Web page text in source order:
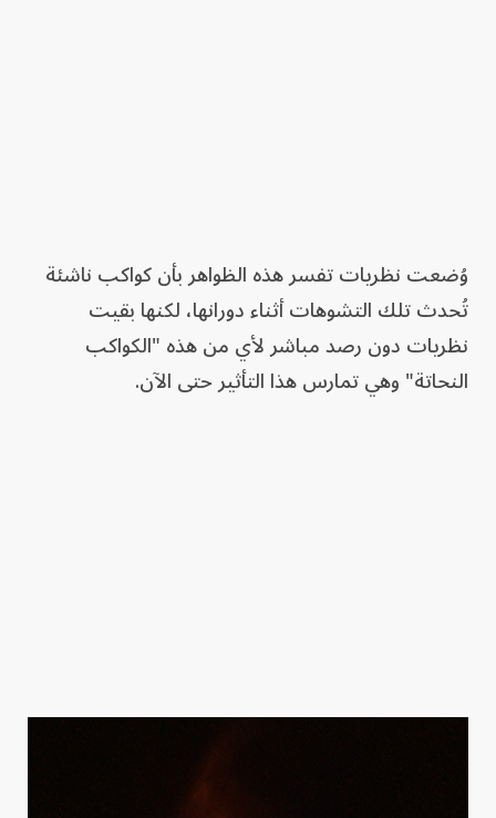
وُضعت نظريات تفسر هذه الظواهر بأن كواكب ناشئة
تُحدث تلك التشوهات أثناء دورانها، لكنها بقيت
نظريات دون رصد مباشر لأي من هذه "الكواكب
النحاتة" وهي تمارس هذا التأثير حتى الآن.